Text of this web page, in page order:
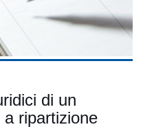
di un
ripartizione